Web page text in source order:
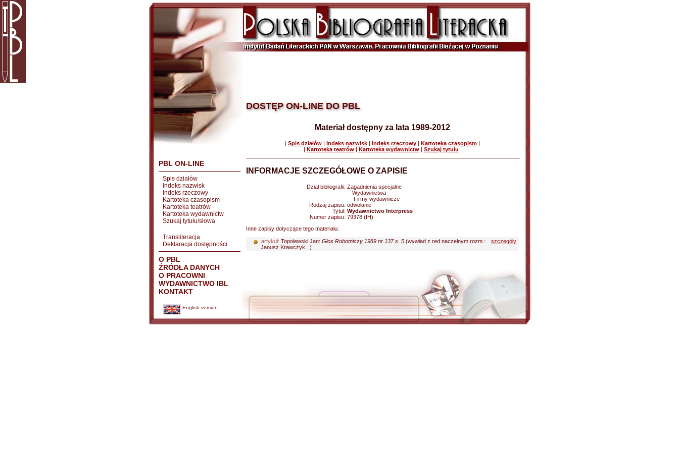
PBL ON-LINE
Spis działów
Indeks nazwisk
Indeks rzeczowy
Kartoteka czasopism
Kartoteka teatrów
Kartoteka wydawnictw
Szukaj tytułu/słowa
Transliteracja
Deklaracja dostępności
O PBL
ŹRÓDŁA DANYCH
O PRACOWNI
WYDAWNICTWO IBL
KONTAKT
English version
DOSTĘP ON-LINE DO PBL
Materiał dostępny za lata 1989-2012
| Spis działów | Indeks nazwisk | Indeks rzeczowy | Kartoteka czasopism |
| Kartoteka teatrów| Kartoteka wydawnictw| Szukaj tytułu |
INFORMACJE SZCZEGÓŁOWE O ZAPISIE
Dział bibliografii: Zagadnienia specjalne
- Wydawnictwa
- Firmy wydawnicze
Rodzaj zapisu: odwołanie
Tytuł: Wydawnictwo Interpress
Numer zapisu: 79378 (IH)
Inne zapisy dotyczące tego materiału:
artykuł: Topolewski Jan: Głos Robotniczy 1989 nr 137 s. 5 (wywiad z red naczelnym rozm.:
Janusz Krawczyk...)
szczegóły